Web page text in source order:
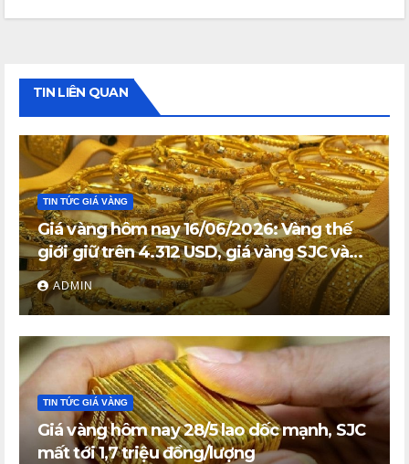
TIN LIÊN QUAN
TIN TỨC GIÁ VÀNG
Giá vàng hôm nay 16/06/2026: Vàng thế
giới giữ trên 4.312 USD, giá vàng SJC và
vàng nhẫn trong nước đi ngang
ADMIN
TIN TỨC GIÁ VÀNG
Giá vàng hôm nay 28/5 lao dốc mạnh, SJC
mất tới 1,7 triệu đồng/lượng